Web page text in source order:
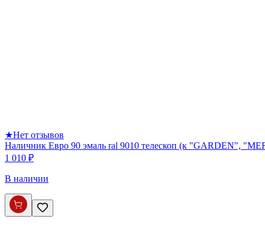
★Нет отзывов
Наличник Евро 90 эмаль ral 9010 телескоп (к "GARDEN",
1 010 ₽
В наличии